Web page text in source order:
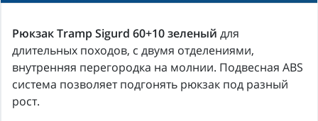
Рюкзак Tramp Sigurd 60+10 зеленый для
длительных походов, с двумя отделениями,
внутренняя перегородка на молнии. Подвесная ABS
система позволяет подгонять рюкзак под разный
рост.